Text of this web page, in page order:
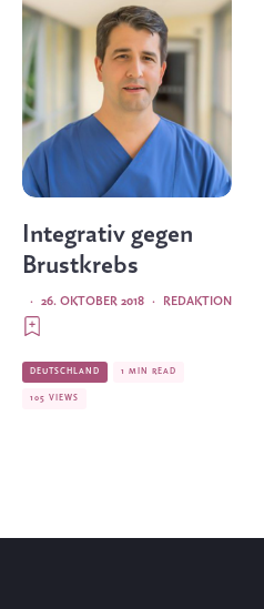
Integrativ gegen
Brustkrebs
REDAKTION
·
26. OKTOBER 2018
·
DEUTSCHLAND 1 MIN READ
105 VIEWS